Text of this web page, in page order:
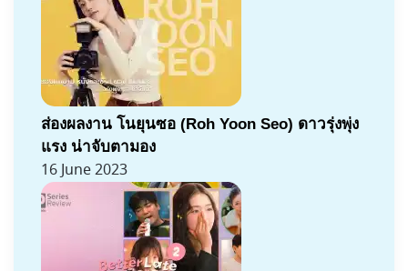
ส่องผลงาน โนยุนซอ (Roh Yoon Seo) ดาวรุ่งพุ่ง
แรง น่าจับตามอง
16 June 2023